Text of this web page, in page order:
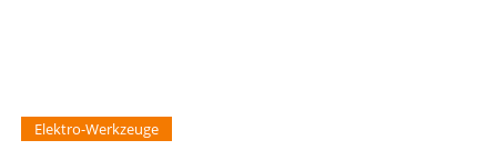
Elektro-Werkzeuge